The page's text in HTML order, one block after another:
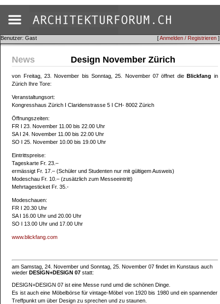
[Anmelden / Registrieren ]
Benutzer: Gast
News Design November Zürich
von Freitag, 23. November bis Sonntag, 25. November 07 öffnet dieBlickfang in
Zürich Ihre Tore:
Veranstaltungsort:
Kongresshaus Zürich I Claridenstrasse 5 I CH- 8002 Zürich
Öffnungszeiten:
FR I 23. November 11.00 bis 22.00 Uhr
SA I 24. November 11.00 bis 22.00 Uhr
SO I 25. November 10.00 bis 19.00 Uhr
Eintrittspreise:
Tageskarte Fr. 23.–
ermässigt Fr. 17.– (Schüler und Studenten nur mit gültigem Ausweis)
Modeschau Fr. 10.– (zusätzlich zum Messeeintritt)
Mehrtagesticket Fr. 35.-
Modeschauen:
FR I 20.30 Uhr
SA I 16.00 Uhr und 20.00 Uhr
SO I 13.00 Uhr und 17.00 Uhr
www.blickfang.com
am Samstag, 24. November und Sonntag, 25. November 07 findet im Kunstaus auch
wiederDESIGN+DESIGN 07 statt:
DESIGN+DESIGN 07 ist eine Messe rund umd die schönen Dinge.
Es ist auch eine Möbelbörse für vintage-Möbel von 1920 bis 1980 und ein spannender
Treffpunkt um über Design zu sprechen und zu staunen.